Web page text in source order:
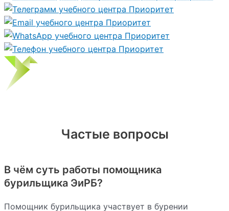
Частые вопросы
В чём суть работы помощника
бурильщика ЭиРБ?
Помощник бурильщика участвует в бурении